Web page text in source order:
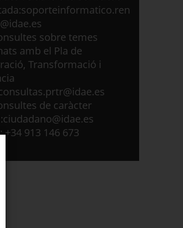
sobre temes
amb el Pla de
Transformació i
de caràcter
+34 913 146 673